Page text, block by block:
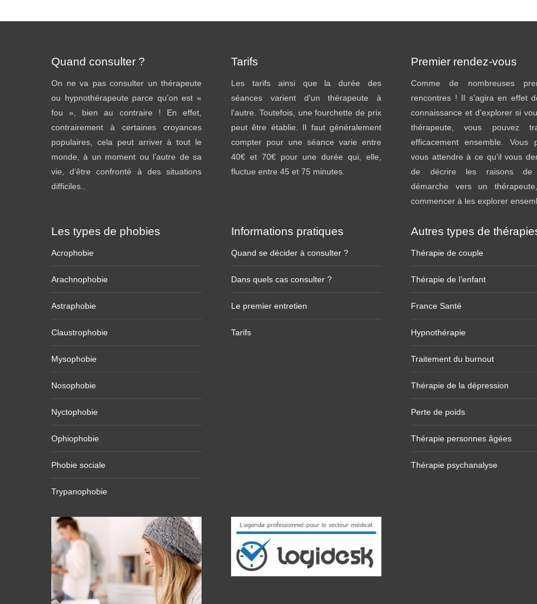
Quand consulter ?
On ne va pas consulter un thérapeute
ou hypnothérapeute parce qu’on est «
fou », bien au contraire ! En effet,
contrairement à certaines croyances
populaires, cela peut arriver à tout le
monde, à un moment ou l’autre de sa
vie, d’être confronté à des situations
difficiles..
Tarifs
Les tarifs ainsi que la durée des
séances varient d'un thérapeute à
l'autre. Toutefois, une fourchette de prix
peut être établie. Il faut généralement
compter pour une séance varie entre
40€ et 70€ pour une durée qui, elle,
fluctue entre 45 et 75 minutes.
Premier rendez-vous
Comme de nombreuses
rencontres ! Il s’agira en effet
connaissance et d’explorer si
thérapeute, vous pouvez
efficacement ensemble. Vous
vous attendre à ce qu’il vous
de décrire les raisons de
démarche vers un
commencer à les explorer
Les types de phobies
Acrophobie
Arachnophobie
Astraphobie
Claustrophobie
Mysophobie
Nosophobie
Nyctophobie
Ophiophobie
Phobie sociale
Trypanophobie
Informations pratiques
Quand se décider à consulter ?
Dans quels cas consulter ?
Le premier entretien
Tarifs
Autres types de
Thérapie de couple
Thérapie de l’enfant
France Santé
Hypnothérapie
Traitement du burnout
Thérapie de la dépression
Perte de poids
Thérapie personnes âgées
Thérapie psychanalyse